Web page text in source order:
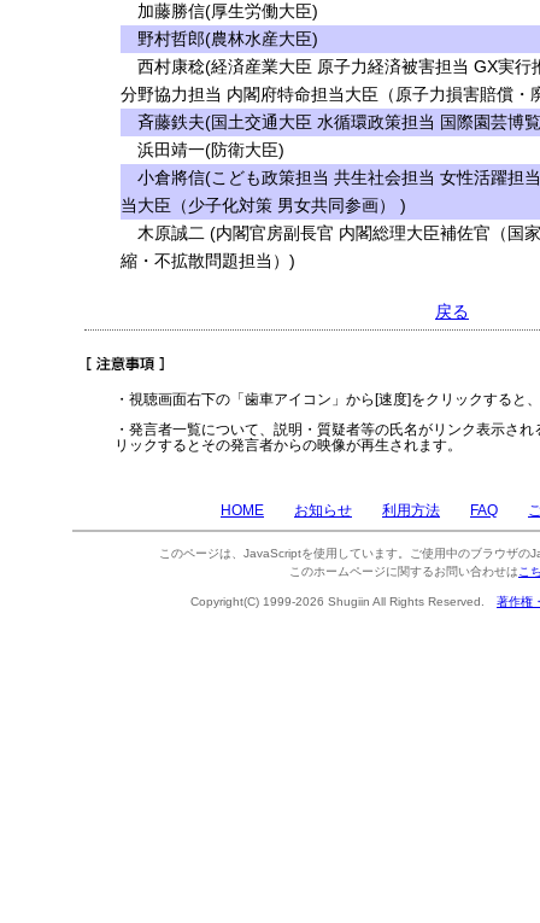
加藤勝信(厚生労働大臣)
野村哲郎(農林水産大臣)
西村康稔(経済産業大臣 原子力経済被害担当 GX実行
分野協力担当 内閣府特命担当大臣（原子力損害賠償・
斉藤鉄夫(国土交通大臣 水循環政策担当 国際園芸博
浜田靖一(防衛大臣)
小倉將信(こども政策担当 共生社会担当 女性活躍担
当大臣（少子化対策 男女共同参画） )
木原誠二 (内閣官房副長官 内閣総理大臣補佐官（国
縮・不拡散問題担当）)
戻る
・視聴画面右下の「歯車アイコン」から[速度]をクリックすると
・発言者一覧について、説明・質疑者等の氏名がリンク表示さ
リックするとその発言者からの映像が再生されます。
HOME お知らせ 利用方法 FAQ
このページは、JavaScriptを使用しています。ご使用中のブラウザの
このホームページに関するお問い合わせは こ
Copyright(C) 1999-2026 Shugiin All Rights Reserved. 著作権